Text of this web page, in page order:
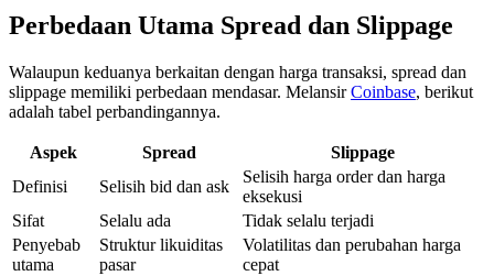
Perbedaan Utama Spread dan Slippage
Walaupun keduanya berkaitan dengan harga transaksi, spread dan
slippage memiliki perbedaan mendasar. MelansirCoinbase, berikut
adalah tabel perbandingannya.
Aspek Spread
Slippage
Definisi
Selisih bid dan ask
Selisih harga order dan harga
eksekusi
Sifat
Selalu ada
Tidak selalu terjadi
Penyebab
utama
Struktur likuiditas
pasar
Volatilitas dan perubahan harga
cepat